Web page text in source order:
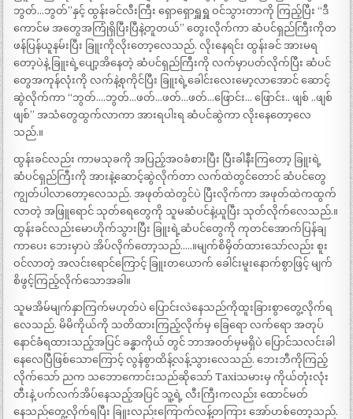
ဘွတ်…ဘွတ်”နှင့် ထွန်းခင်လီးကြီး ရှောရှောရှူရှူ ဝင်သွားတာကို ကြည့်ပြီး “ဒီ
ကောင်မ အတွေအကြုံရှိပြီးပြီနဲ့တူတယ်” တွေးလိုက်ကာ ဆံပင်ရှည်ကြီးကိုတ
ဖန်ပြန်ယူနမ်းပြီး ခြူးကိုလိုးတော့လေသည်. လိုးနေရင်း ထွန်းခင် အားမရ
တော့ပဲနဲ့ ခြူးရဲ့ပျော့အိနေတဲ့ ဆံပင်ရှည်ကြီးကို လက်မှာပတ်လိုက်ပြီး ဆံပင်
တွေအကုန်လုံးကို လက်နဲ့စုကိုင်ပြီး ခြူးရဲ့ခေါင်းလေးမော့လာအောင် ဆောင့်
ဆွဲလိုက်ကာ “ဘွတ်….ဘွတ်…ဖတ်…ဖတ်…ဖတ်…ဖြောင်း… ဖြောင်း.. ဖျစ် ..ဖျစ်
ဖျစ်” အသံတွေထွက်လာကာ အားရပါးရ ဆံပင်ဆွဲကာ လိုးနေတော့လေ
သည်.။
ထွန်းခင်လည်း ကာမသုခကို အပြည့်အဝခံစားပြီး ပြီးခါနီးကြတော့ ခြူးရဲ့
ဆံပင်ရှည်ကြီးကို အားနဲ့ဆောင့်ဆွဲလိုက်တာ လက်ထဲတွင်တောင် ဆံပင်တွေ
ကျွတ်ပါလာတော့လေသည်. အဖုတ်ထဲတွင်ပဲ ပြီးလိုက်ကာ အဖုတ်ထဲကထွက်
လာတဲ့ အဖြူရောင် သုတ်ရေတွေကို သူမဆံပင်နဲ့ယူပြီး သုတ်လိုက်လေသည်.။
ထွန်းခင်လည်းမောဟိုက်သွားပြီး ခြူးရဲ့ဆံပင်တွေကို ကုတင်အောက်ပြန်ချ
ကာပေး ဘေးမှာပဲ အိပ်လိုက်တော့သည်…..။မျက်စိမှိတ်ထားသော်လည်း စူး
ဝင်လာတဲ့ အလင်းရောင်ကြောင့် ခြူးတယောက် ခေါင်းမူးနောက်စွာဖြင့် မျက်
စိဖွင့်ကြည့်လိုက်သောအခါ။
သူမအိမ်မျက်နှာကြက်မဟုတ်ပဲ ပြောင်းလဲနေသည်ကိုထူးခြားစွာတွေ့လိုက်ရ
လေသည်. မိမိကိုယ်ကို သတိထားကြည့်လိုက်မှ ခြေရော လက်ရော အတုပ်
နောင်ခံရထားသည့်အပြင် ခန္ဓာကိုယ် တွင် ဘာအဝတ်မှမရှိပဲ ပြောင်သလင်းခါ
နေလေပြီဖြစ်သောကြောင့် လွန်စွာထိန့်လန့်သွားလေသည်. ဘေးဘီကိုကြည့်
လိုက်သော် ညက သဘောကောင်းသည်ဆိုသော် Taxiသမားမှ ကိုယ်တုံးလုံး
တီးနဲ့ ပက်လက်အိပ်နေသည့်အပြင် သူ့ရဲ့ လီးကြီးကလည်း ထောင်မတ်
နေသည်တွေ့လိုက်ရပြီး ခြူးလည်းကြောက်လန့်တကြား အော်ဟစ်တော့သည်.